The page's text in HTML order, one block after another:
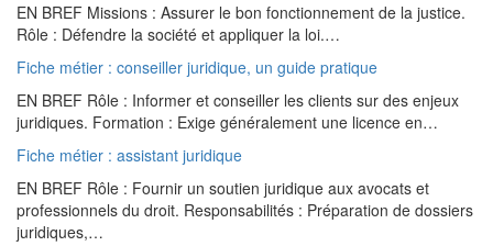
EN BREF Missions : Assurer le bon fonctionnement de la justice.
Rôle : Défendre la société et appliquer la loi.…
Fiche métier : conseiller juridique, un guide pratique
EN BREF Rôle : Informer et conseiller les clients sur des enjeux
juridiques. Formation : Exige généralement une licence en…
Fiche métier : assistant juridique
EN BREF Rôle : Fournir un soutien juridique aux avocats et
professionnels du droit. Responsabilités : Préparation de dossiers
juridiques,…